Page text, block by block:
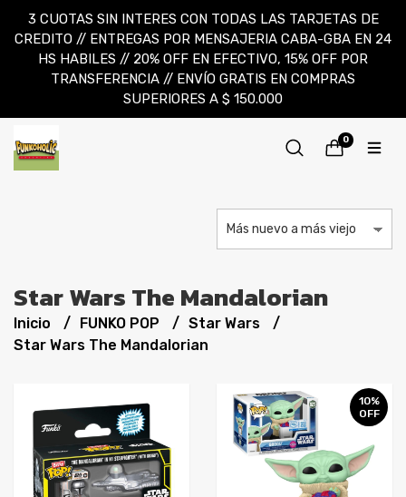
3 CUOTAS SIN INTERES CON TODAS LAS TARJETAS DE
CREDITO // ENTREGAS POR MENSAJERIA CABA-GBA EN 24
HS HABILES // 20% OFF EN EFECTIVO, 15% OFF POR
TRANSFERENCIA // ENVÍO GRATIS EN COMPRAS
SUPERIORES A $ 150.000
0
Star Wars The Mandalorian
Inicio FUNKO POP
Star Wars
Star Wars The Mandalorian
10%
OFF